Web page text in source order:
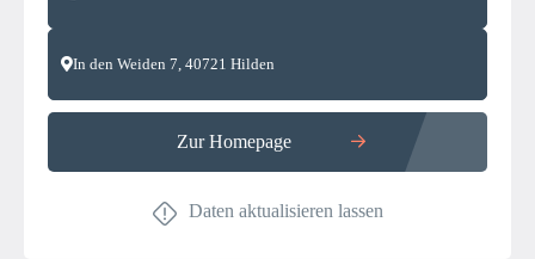
In den Weiden 7, 40721 Hilden
Zur Homepage
Daten aktualisieren lassen